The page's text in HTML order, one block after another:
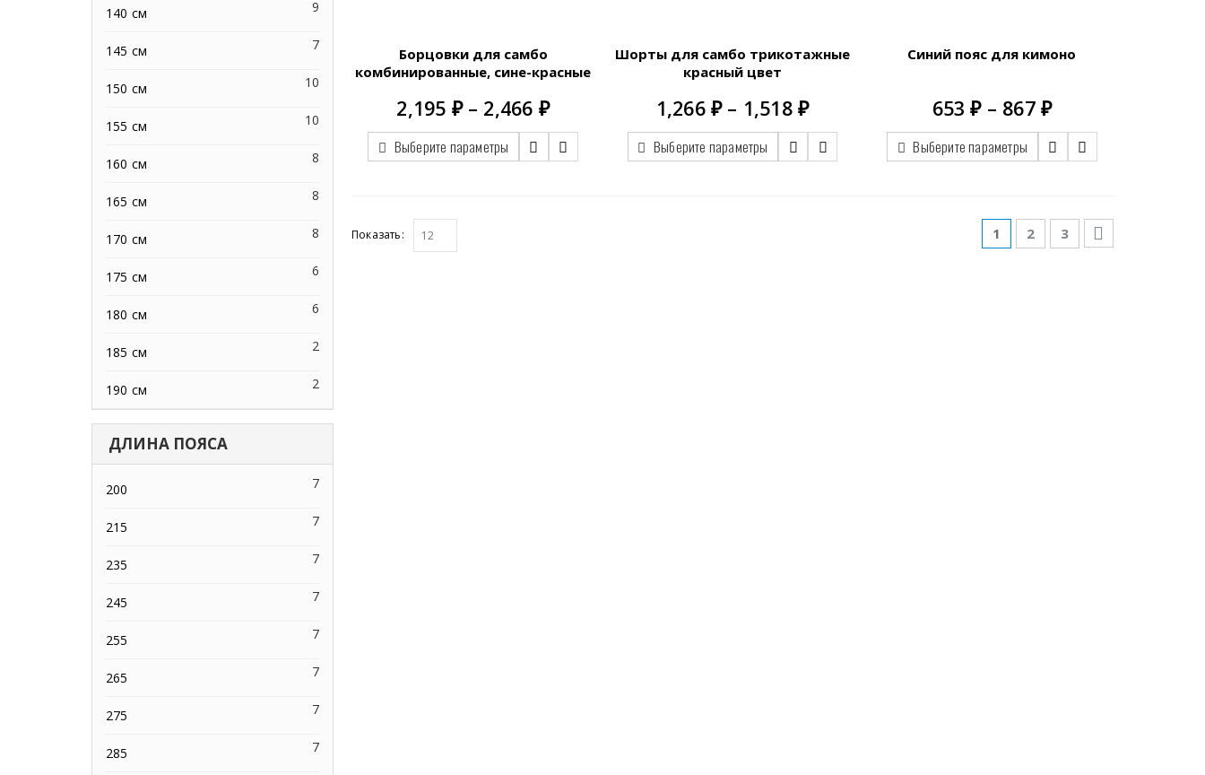
Борцовки для самбо
комбинированные, сине-красные
2,195 ₽ – 2,466 ₽Диапазон
цен:
2,195.00 ₽
–
Выберите параметры
Шорты для самбо трикотажные
красный цвет
1,266 ₽ – 1,518 ₽Диапазон
цен:
1,266.00 ₽
–
Выберите параметры
Синий пояс для кимоно
653 ₽ – 867 ₽Диапазон
цен:
653.00 ₽
–
Выберите параметры
Показать: 1 2 3
140 см 9
145 см 7
150 см 10
155 см 10
160 см 8
165 см 8
170 см 8
175 см 6
180 см 6
185 см 2
190 см 2
ДЛИНА ПОЯСА
200 7
215 7
235 7
245 7
255 7
265 7
275 7
285 7